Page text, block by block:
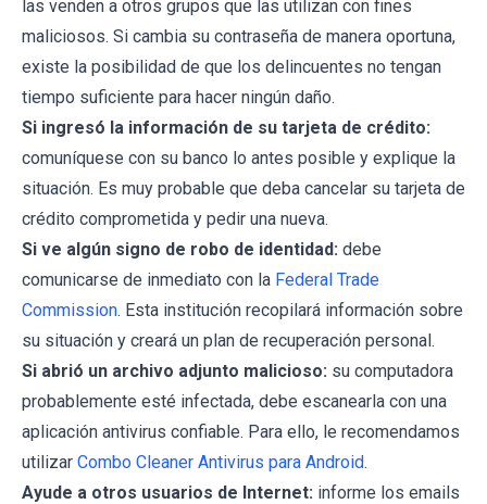
las venden a otros grupos que las utilizan con fines
maliciosos. Si cambia su contraseña de manera oportuna,
existe la posibilidad de que los delincuentes no tengan
tiempo suficiente para hacer ningún daño.
Si ingresó la información de su tarjeta de crédito:
comuníquese con su banco lo antes posible y explique la
situación. Es muy probable que deba cancelar su tarjeta de
crédito comprometida y pedir una nueva.
Si ve algún signo de robo de identidad: debe
comunicarse de inmediato con la Federal Trade
Commission. Esta institución recopilará información sobre
su situación y creará un plan de recuperación personal.
Si abrió un archivo adjunto malicioso: su computadora
probablemente esté infectada, debe escanearla con una
aplicación antivirus confiable. Para ello, le recomendamos
utilizar Combo Cleaner Antivirus para Android.
Ayude a otros usuarios de Internet: informe los emails